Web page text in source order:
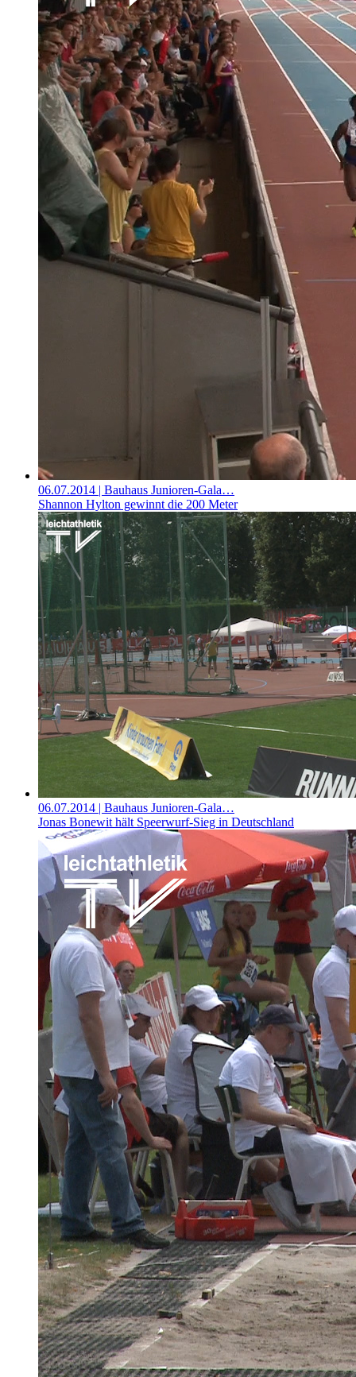
06.07.2014 | Bauhaus Junioren-Gala…
Shannon Hylton gewinnt die 200 Meter
06.07.2014 | Bauhaus Junioren-Gala…
Jonas Bonewit hält Speerwurf-Sieg in Deutschland